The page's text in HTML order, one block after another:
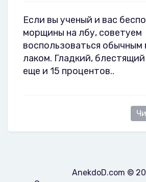
Если вы ученый и вас
морщины на лбу, советуем
воспользоваться
лаком. Гладкий,
еще и 15 процентов..
AnekdoD.com ©